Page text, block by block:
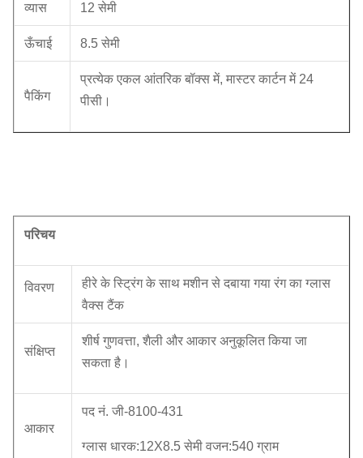
व्यास 12 सेमी
ऊँचाई 8.5 सेमी
पैकिंग
प्रत्येक एकल आंतरिक बॉक्स में, मास्टर कार्टन में 24
पीसी।
परिचय
विवरण
हीरे के स्ट्रिंग के साथ मशीन से दबाया गया रंग का ग्लास
वैक्स टैंक
संक्षिप्त
शीर्ष गुणवत्ता, शैली और आकार अनुकूलित किया जा
सकता है।
आकार
पद नं. जी-8100-431
ग्लास धारक:12X8.5 सेमी वजन:540 ग्राम